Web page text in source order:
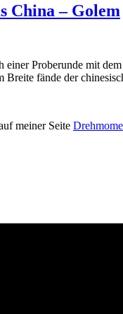
China – Golem
Proberunde mit
fände der
meiner Seite